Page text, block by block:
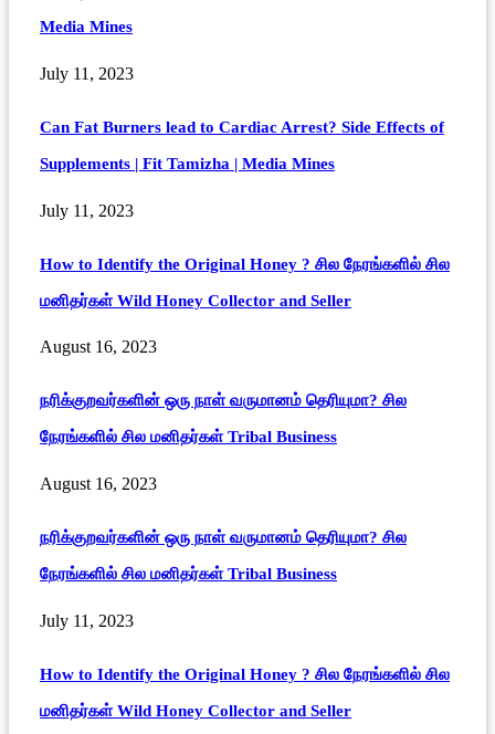
Media Mines
July 11, 2023
Can Fat Burners lead to Cardiac Arrest? Side Effects of
Supplements | Fit Tamizha | Media Mines
July 11, 2023
How to Identify the Original Honey ? சில நேரங்களில் சில
மனிதர்கள் Wild Honey Collector and Seller
August 16, 2023
நரிக்குறவர்களின் ஒரு நாள் வருமானம் தெரியுமா? சில
நேரங்களில் சில மனிதர்கள் Tribal Business
August 16, 2023
நரிக்குறவர்களின் ஒரு நாள் வருமானம் தெரியுமா? சில
நேரங்களில் சில மனிதர்கள் Tribal Business
July 11, 2023
How to Identify the Original Honey ? சில நேரங்களில் சில
மனிதர்கள் Wild Honey Collector and Seller